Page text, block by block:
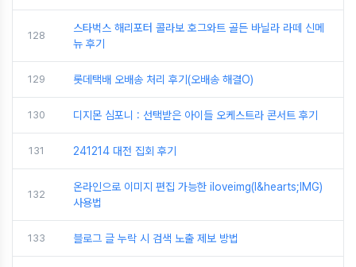
128
스타벅스 해리포터 콜라보 호그와트 골든 바닐라 라떼 신메
뉴 후기
129 롯데택배 오배송 처리 후기(오배송 해결O)
130 디지몬 심포니 : 선택받은 아이들 오케스트라 콘서트 후기
131 241214 대전 집회 후기
132
온라인으로 이미지 편집 가능한 iloveimg(I&hearts;IMG)
사용법
133 블로그 글 누락 시 검색 노출 제보 방법